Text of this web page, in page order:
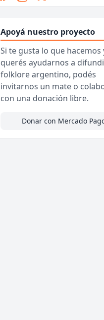
Apoyá nuestro proyecto
Si te gusta lo que hacemos
querés ayudarnos a
folklore argentino, podés
invitarnos un mate o
con una donación libre.
Donar con Mercado